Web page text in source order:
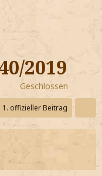
2019
Geschlossen
1. offizieller Beitrag